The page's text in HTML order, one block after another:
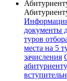
документы
туров
места на 5
зачисления